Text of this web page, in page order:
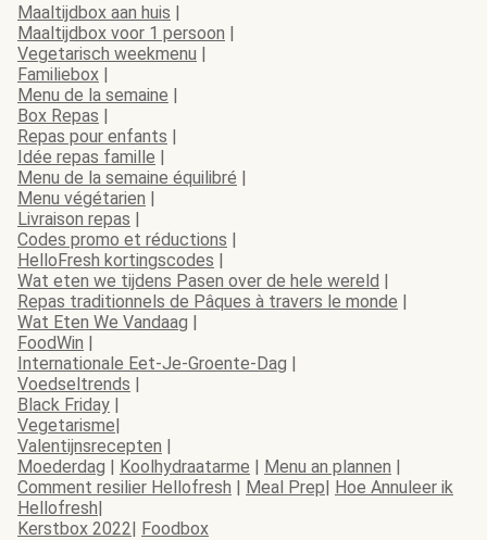
Maaltijdbox aan huis |
Maaltijdbox voor 1 persoon |
Vegetarisch weekmenu |
Familiebox |
Menu de la semaine |
Box Repas |
Repas pour enfants |
Idée repas famille |
Menu de la semaine équilibré |
Menu végétarien |
Livraison repas |
Codes promo et réductions |
HelloFresh kortingscodes |
Wat eten we tijdens Pasen over de hele wereld |
Repas traditionnels de Pâques à travers le monde |
Wat Eten We Vandaag |
FoodWin |
Internationale Eet-Je-Groente-Dag |
Voedseltrends |
Black Friday |
Vegetarisme|
Valentijnsrecepten |
Moederdag | Koolhydraatarme | Menu an plannen |
Comment resilier Hellofresh | Meal Prep| Hoe Annuleer ik
Hellofresh|
Kerstbox 2022| Foodbox